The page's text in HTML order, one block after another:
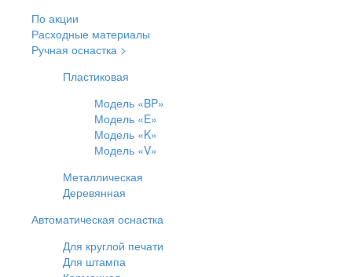
По акции
Расходные материалы
Ручная оснастка >
Пластиковая
Модель «BP»
Модель «E»
Модель «K»
Модель «V»
Металлическая
Деревянная
Автоматическая оснастка
Для круглой печати
Для штампа